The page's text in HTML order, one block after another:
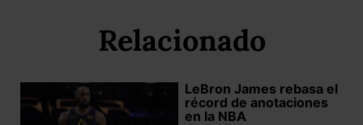
Relacionado
LeBron James rebasa el
récord de anotaciones
en la NBA